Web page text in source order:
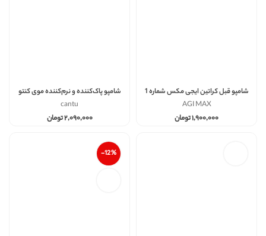
شامپو قبل کراتین ایجی مکس شماره 1
حجم 1000
AGI MAX
۱,۹۰۰,۰۰۰تومان
شامپو پاک‌کننده و نرم‌کننده موی کنتو
bath & cleanser حجم296
cantu
۲,۰۹۰,۰۰۰تومان
-12%